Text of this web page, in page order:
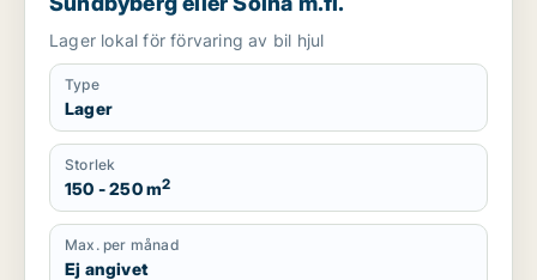
Lager lokal för förvaring av bil hjul
Type
Lager
Storlek
150 - 250 m2
Max. per månad
Ej angivet